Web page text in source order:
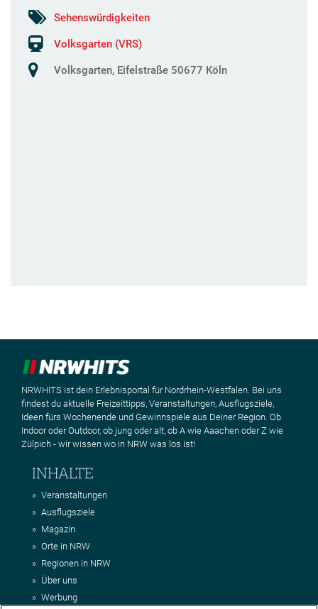
Sehenswürdigkeiten
Volksgarten (VRS)
Volksgarten, Eifelstraße 50677 Köln
NRWHITS ist dein Erlebnisportal für Nordrhein-Westfalen. Bei uns
findest du aktuelle Freizeittipps, Veranstaltungen, Ausflugsziele,
Ideen fürs Wochenende und Gewinnspiele aus Deiner Region. Ob
Indoor oder Outdoor, ob jung oder alt, ob A wie Aaachen oder Z wie
Zülpich - wir wissen wo in NRW was los ist!
INHALTE
Veranstaltungen
Ausflugsziele
Magazin
Orte in NRW
Regionen in NRW
Über uns
Werbung